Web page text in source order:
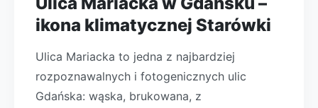
ikona klimatycznej Starówki
Ulica Mariacka to jedna z najbardziej
rozpoznawalnych i fotogenicznych ulic
Gdańska: wąska, brukowana, z